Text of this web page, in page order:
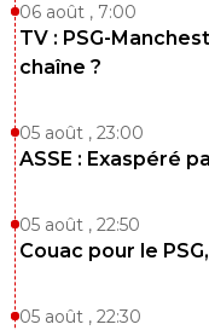
06 août , 7:00
TV : PSG-
chaîne ?
05 août , 23:00
ASSE : Exaspéré
05 août , 22:50
Couac pour le
05 août , 22:30